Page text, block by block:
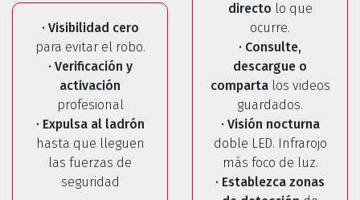
· Visibilidad cero
para evitar el robo.
· Verificación y
activación
profesional
· Expulsa al ladrón
hasta que lleguen
las fuerzas de
seguridad
directo lo que
ocurre.
· Consulte,
descargue o
comparta los videos
guardados.
· Visión nocturna
doble LED. Infrarojo
más foco de luz.
· Establezca zonas